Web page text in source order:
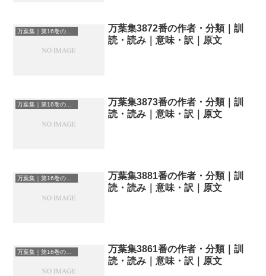
万葉集｜第16巻の和歌一覧
万葉集3872番の作者・分類｜訓
読・読み｜意味・訳｜原文
万葉集｜第16巻の和歌一覧
万葉集3873番の作者・分類｜訓
読・読み｜意味・訳｜原文
万葉集｜第16巻の和歌一覧
万葉集3881番の作者・分類｜訓
読・読み｜意味・訳｜原文
万葉集｜第16巻の和歌一覧
万葉集3861番の作者・分類｜訓
読・読み｜意味・訳｜原文